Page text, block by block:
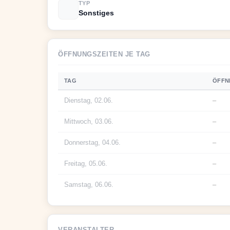
TYP
Sonstiges
ÖFFNUNGSZEITEN JE TAG
TAG
Dienstag, 02.06. –
Mittwoch, 03.06. –
Donnerstag, 04.06. –
Freitag, 05.06. –
Samstag, 06.06. –